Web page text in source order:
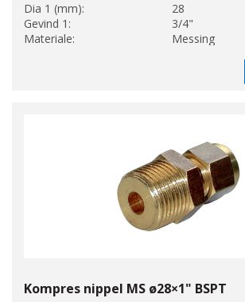
Dia 1 (mm):
28
Gevind 1:
3/4"
Materiale:
Messing
Kompres nippel MS ø28×1" BSPT